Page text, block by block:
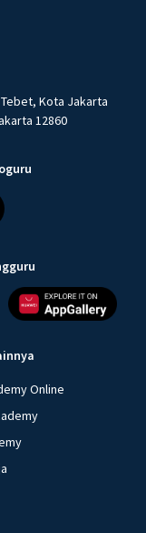
Tebet, Kota Jakarta
12860
Online